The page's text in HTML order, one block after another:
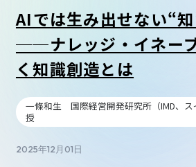
AIでは生み出せない“
──ナレッジ・イネー
く知識創造とは
一條和生 国際経営開発研究所（IMD、ス
授
2025年12月01日